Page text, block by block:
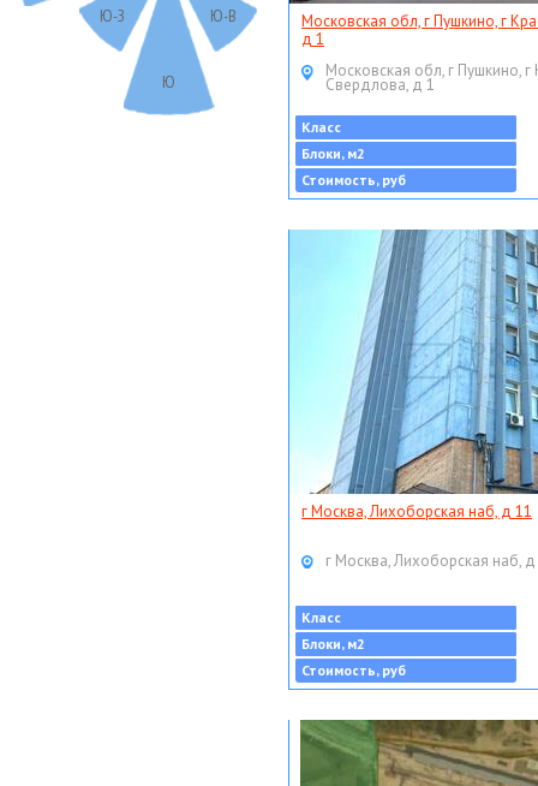
Ю-В
Ю
Ю-З
Московская обл, г Пушкино, г
д 1
Московская обл, г Пушкино, г
Свердлова, д 1
Класс
Блоки, м2
Стоимость, руб
г Москва, Лихоборская наб, д 11
г Москва, Лихоборская наб,
Класс
Блоки, м2
Стоимость, руб